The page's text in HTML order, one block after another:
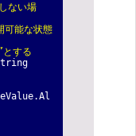
ない場
能な状態
する